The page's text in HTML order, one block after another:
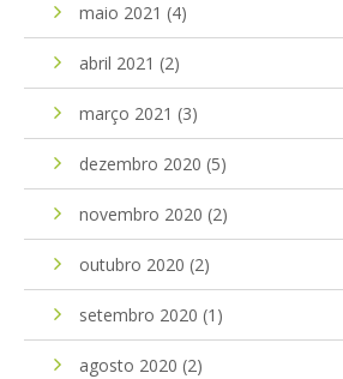
maio 2021 (4)
abril 2021 (2)
março 2021 (3)
dezembro 2020 (5)
novembro 2020 (2)
outubro 2020 (2)
setembro 2020 (1)
agosto 2020 (2)